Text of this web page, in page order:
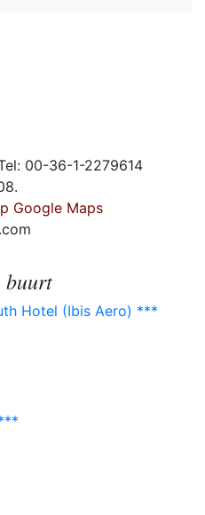
00-36-1-2279614
Google Maps
buurt
Hotel (Ibis Aero) ***